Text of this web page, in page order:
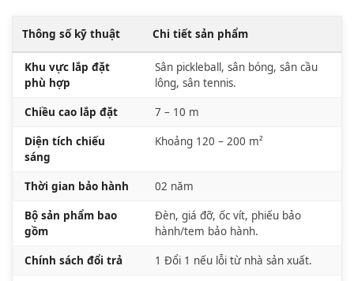
Thông số kỹ thuật Chi tiết sản phẩm
Khu vực lắp đặt
phù hợp
Sân pickleball, sân bóng, sân cầu
lông, sân tennis.
Chiều cao lắp đặt 7 – 10 m
Diện tích chiếu
sáng
Khoảng 120 – 200 m²
Thời gian bảo hành 02 năm
Bộ sản phẩm bao
gồm
Đèn, giá đỡ, ốc vít, phiếu bảo
hành/tem bảo hành.
Chính sách đổi trả 1 Đổi 1 nếu lỗi từ nhà sản xuất.